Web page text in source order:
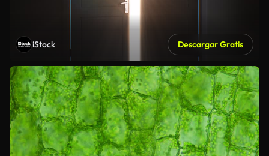
iStock Descargar Gratis